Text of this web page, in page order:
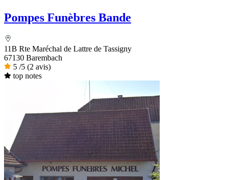
Pompes Funèbres Bande
11B Rte Maréchal de Lattre de Tassigny
67130 Barembach
5 /5 (2 avis)
top notes